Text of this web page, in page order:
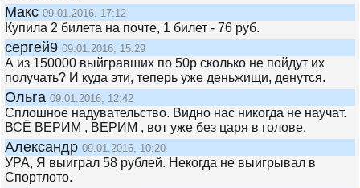
Макс 09.01.2016, 17:12
Купила 2 билета на почте, 1 билет - 76 руб.
сергей9 09.01.2016, 15:29
А из 150000 выйгравших по 50р сколько не пойдут их
получать? И куда эти, теперь уже деньжищи, денутся.
Ольга 09.01.2016, 12:42
Сплошное надувательство. Видно нас никогда не научат.
ВСЁ ВЕРИМ , ВЕРИМ , вот уже без царя в голове.
Александр 09.01.2016, 10:20
УРА, Я выиграл 58 рублей. Некогда не выигрывал в
Спортлото.